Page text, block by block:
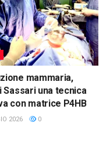
mammaria,
Sassari una tecnica
con matrice P4HB
2026 0